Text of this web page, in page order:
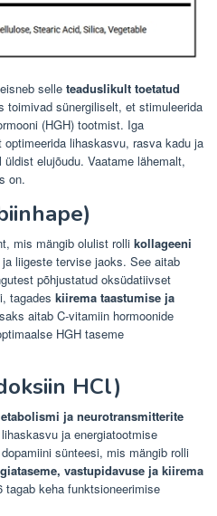
selle teaduslikult toetatud
toimivad sünergiliselt, et stimuleerida
(HGH) tootmist. Iga
lihaskasvu, rasva kadu ja
elujõudu. Vaatame lähemalt,
on.
mis mängib olulist rolli kollageeni
liigeste tervise jaoks. See aitab
põhjustatud oksüdatiivset
tagades kiirema taastumise ja
aitab C-vitamiin hormoonide
HGH taseme
HCl)
ja neurotransmitterite
ja energiatootmise
sünteesi, mis mängib rolli
vastupidavuse ja kiirema
tagab keha funktsioneerimise